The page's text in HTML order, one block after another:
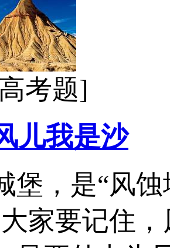
考题]
儿我是沙
堡，是“风
家要记住